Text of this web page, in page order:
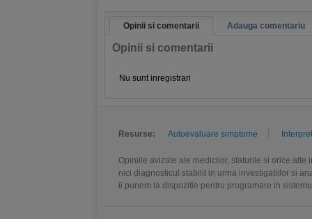
Opinii si comentarii Adauga comentariu
Opinii si comentarii
Nu sunt inregistrari
Resurse: Autoevaluare simptome
Opiniile avizate ale medicilor, sfaturile si orice
nici diagnosticul stabilit in urma investigatiilor si
ii punem la dispozitie pentru programare in